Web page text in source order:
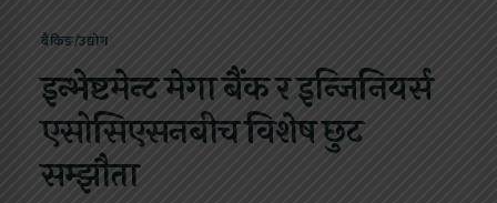
बैंकिङ/उद्योग
इन्भेष्टमेन्ट मेगा बैंक र इन्जिनियर्स
एसोसिएसनबीच विशेष छुट
सम्झौता